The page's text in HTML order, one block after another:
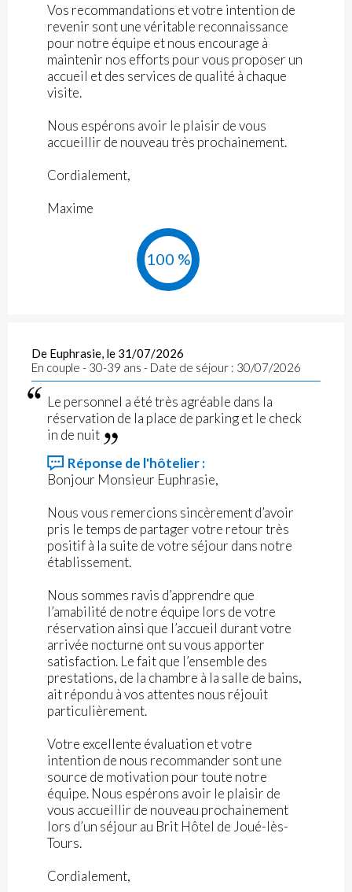
Vos recommandations et votre intention de
revenir sont une véritable reconnaissance
pour notre équipe et nous encourage à
maintenir nos efforts pour vous proposer un
accueil et des services de qualité à chaque
visite.
Nous espérons avoir le plaisir de vous
accueillir de nouveau très prochainement.
Cordialement,
Maxime
100 %
De Euphrasie, le 31/07/2026
En couple - 30-39 ans - Date de séjour : 30/07/2026
Le personnel a été très agréable dans la
réservation de la place de parking et le check
in de nuit
Réponse de l'hôtelier :
Bonjour Monsieur Euphrasie,
Nous vous remercions sincèrement d’avoir
pris le temps de partager votre retour très
positif à la suite de votre séjour dans notre
établissement.
Nous sommes ravis d’apprendre que
l’amabilité de notre équipe lors de votre
réservation ainsi que l’accueil durant votre
arrivée nocturne ont su vous apporter
satisfaction. Le fait que l’ensemble des
prestations, de la chambre à la salle de bains,
ait répondu à vos attentes nous réjouit
particulièrement.
Votre excellente évaluation et votre
intention de nous recommander sont une
source de motivation pour toute notre
équipe. Nous espérons avoir le plaisir de
vous accueillir de nouveau prochainement
lors d’un séjour au Brit Hôtel de Joué-lès-
Tours.
Cordialement,